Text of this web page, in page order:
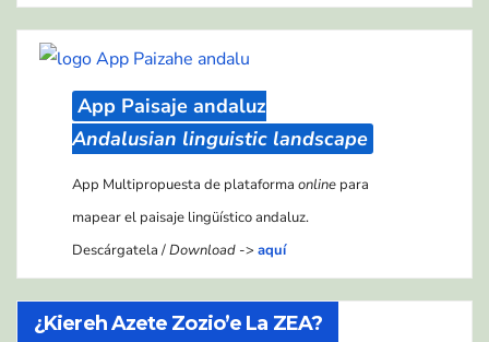
App Paisaje andaluz
Andalusian linguistic landscape
App Multipropuesta de plataformaonline para
mapear el paisaje lingüístico andaluz.
Descárgatela /Download ->aquí
¿Kiereh Azete Zozio’e La ZEA?